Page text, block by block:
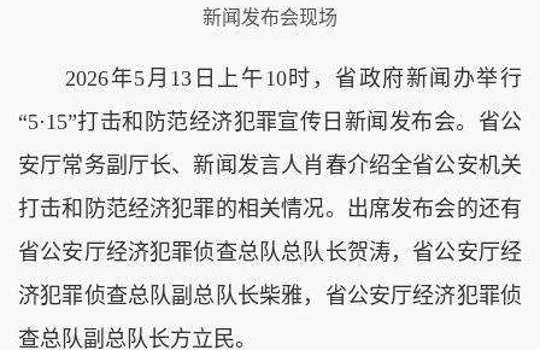
新闻发布会现场
2026年5月13日上午10时，省政府新闻办举行
“5·15”打击和防范经济犯罪宣传日新闻发布会。省公
安厅常务副厅长、新闻发言人肖春介绍全省公安机关
打击和防范经济犯罪的相关情况。出席发布会的还有
省公安厅经济犯罪侦查总队总队长贺涛，省公安厅经
济犯罪侦查总队副总队长柴雅，省公安厅经济犯罪侦
查总队副总队长方立民。